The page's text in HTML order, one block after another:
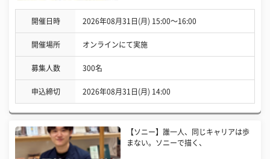
開催日時 2026年08月31日(月) 15:00〜16:00
開催場所 オンラインにて実施
募集人数 300名
申込締切 2026年08月31日(月) 14:00
【ソニー】誰一人、同じキャリアは歩
まない。ソニーで描く、